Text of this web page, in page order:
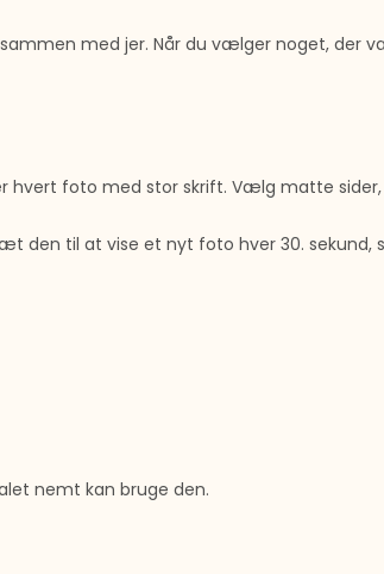
med jer. Når du vælger noget, der
hvert foto med stor skrift. Vælg matte sider,
den til at vise et nyt foto hver 30. sekund,
nemt kan bruge den.